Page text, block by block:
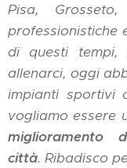
Pisa,
professionistiche
di questi tempi,
allenarci, oggi
impianti sportivi
vogliamo essere
miglioramento
città. Ribadisco